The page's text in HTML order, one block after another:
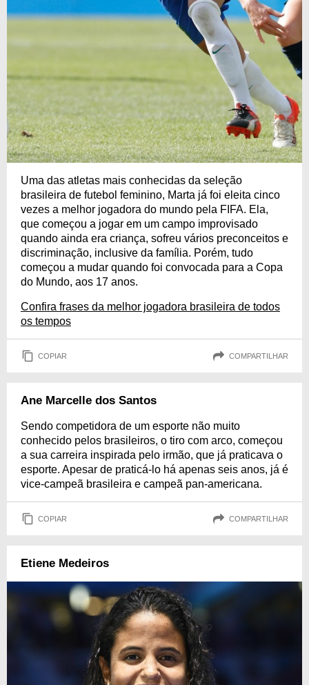
Uma das atletas mais conhecidas da seleção
brasileira de futebol feminino, Marta já foi eleita cinco
vezes a melhor jogadora do mundo pela FIFA. Ela,
que começou a jogar em um campo improvisado
quando ainda era criança, sofreu vários preconceitos e
discriminação, inclusive da família. Porém, tudo
começou a mudar quando foi convocada para a Copa
do Mundo, aos 17 anos.
Confira frases da melhor jogadora brasileira de todos
os tempos
COPIAR COMPARTILHAR
Ane Marcelle dos Santos
Sendo competidora de um esporte não muito
conhecido pelos brasileiros, o tiro com arco, começou
a sua carreira inspirada pelo irmão, que já praticava o
esporte. Apesar de praticá-lo há apenas seis anos, já é
vice-campeã brasileira e campeã pan-americana.
COPIAR COMPARTILHAR
Etiene Medeiros